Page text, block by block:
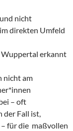
nicht
direkten Umfeld
Wuppertal erkannt
nicht am
– oft
der Fall ist,
für die maßvollen